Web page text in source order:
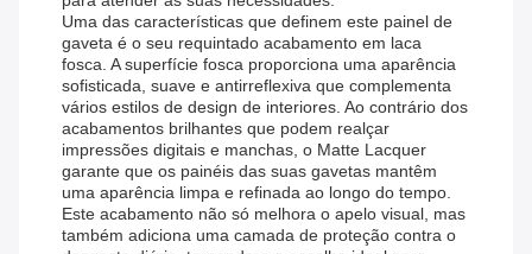
Uma das características que definem este painel de
gaveta é o seu requintado acabamento em laca
fosca. A superfície fosca proporciona uma aparência
sofisticada, suave e antirreflexiva que complementa
vários estilos de design de interiores. Ao contrário dos
acabamentos brilhantes que podem realçar
impressões digitais e manchas, o Matte Lacquer
garante que os painéis das suas gavetas mantêm
uma aparência limpa e refinada ao longo do tempo.
Este acabamento não só melhora o apelo visual, mas
também adiciona uma camada de proteção contra o